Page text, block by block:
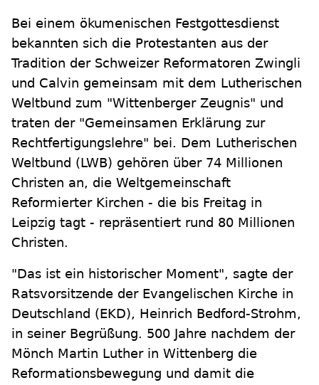
Bei einem ökumenischen Festgottesdienst
bekannten sich die Protestanten aus der
Tradition der Schweizer Reformatoren Zwingli
und Calvin gemeinsam mit dem Lutherischen
Weltbund zum "Wittenberger Zeugnis" und
traten der "Gemeinsamen Erklärung zur
Rechtfertigungslehre" bei. Dem Lutherischen
Weltbund (LWB) gehören über 74 Millionen
Christen an, die Weltgemeinschaft
Reformierter Kirchen - die bis Freitag in
Leipzig tagt - repräsentiert rund 80 Millionen
Christen.
"Das ist ein historischer Moment", sagte der
Ratsvorsitzende der Evangelischen Kirche in
Deutschland (EKD), Heinrich Bedford-Strohm,
in seiner Begrüßung. 500 Jahre nachdem der
Mönch Martin Luther in Wittenberg die
Reformationsbewegung und damit die